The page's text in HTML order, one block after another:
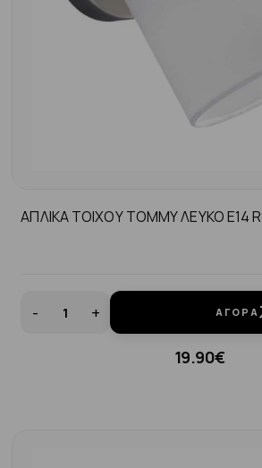
ΑΠΛΙΚΑ ΤΟΙΧΟΥ TOMMY ΛΕΥΚΟ Ε14
- + ΑΓΟΡΆ
19.90€